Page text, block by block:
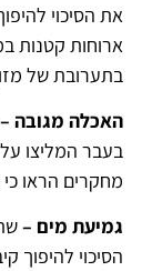
את הסיכוי
ארוחות קטנות
בתערובת של
האכלה מגובה –
בעבר המליצו
מחקרים הראו
גמיעת מים –
הסיכוי להיפוך